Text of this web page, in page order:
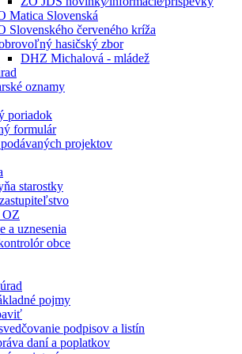
Matica Slovenská
Slovenského červeného kríža
hasičský zbor
DHZ Michalová - mládež
oznamy
poriadok
formulár
projektov
starostky
OZ
a uznesenia
obce
pojmy
podpisov a listín
daní a poplatkov